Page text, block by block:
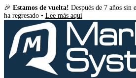
🎉 Estamos de vuelta! Después de 7 años sin
ha regresado • Lee más aquí